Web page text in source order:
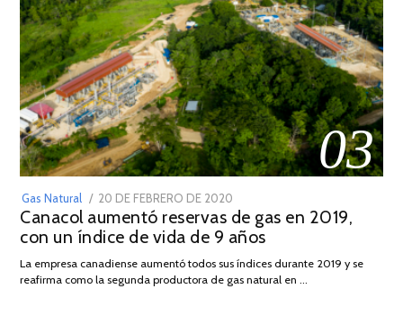
03
Gas Natural
POSTED
ON
20 DE FEBRERO DE 2020
DE
JULIO
2025
Canacol aumentó reservas de gas en 2019,
con un índice de vida de 9 años
La empresa canadiense aumentó todos sus índices durante 2019 y se
reafirma como la segunda productora de gas natural en …